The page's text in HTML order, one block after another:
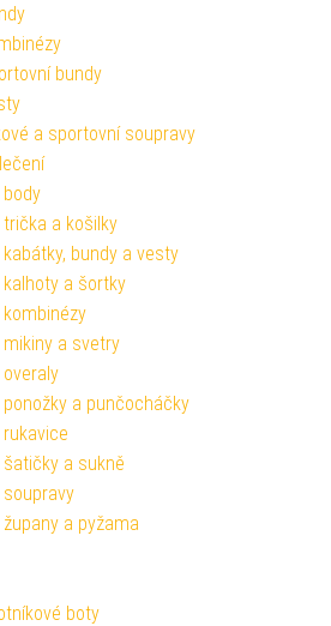
bundy
a sportovní soupravy
trička a košilky
bundy a vesty
kalhoty a šortky
mikiny a svetry
ponožky a punčocháčky
šatičky a sukně
soupravy
a pyžama
boty